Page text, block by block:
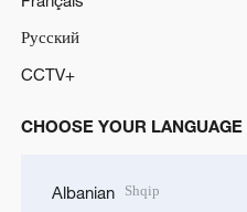
Русский
CCTV+
CHOOSE YOUR LANGUAGE
Albanian Shqip